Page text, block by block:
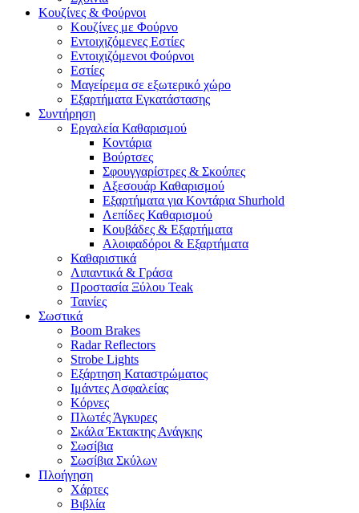
Κουζίνες & Φούρνοι
Κουζίνες με Φούρνο
Εντοιχιζόμενες Εστίες
Εντοιχιζόμενοι Φούρνοι
Εστίες
Μαγείρεμα σε εξωτερικό χώρο
Εξαρτήματα Εγκατάστασης
Συντήρηση
Εργαλεία Καθαρισμού
Κοντάρια
Βούρτσες
Σφουγγαρίστρες & Σκούπες
Αξεσουάρ Καθαρισμού
Εξαρτήματα για Κοντάρια Shurhold
Λεπίδες Καθαρισμού
Κουβάδες & Εξαρτήματα
Αλοιφαδόροι & Εξαρτήματα
Καθαριστικά
Λιπαντικά & Γράσα
Προστασία Ξύλου Teak
Ταινίες
Σωστικά
Boom Brakes
Radar Reflectors
Strobe Lights
Εξάρτηση Καταστρώματος
Ιμάντες Ασφαλείας
Κόρνες
Πλωτές Άγκυρες
Σκάλα Έκτακτης Ανάγκης
Σωσίβια
Σωσίβια Σκύλων
Πλοήγηση
Χάρτες
Βιβλία